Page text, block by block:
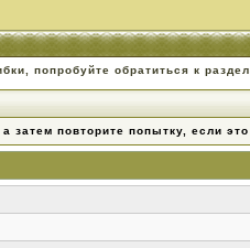
попробуйте обратиться к
повторите попытку, если это